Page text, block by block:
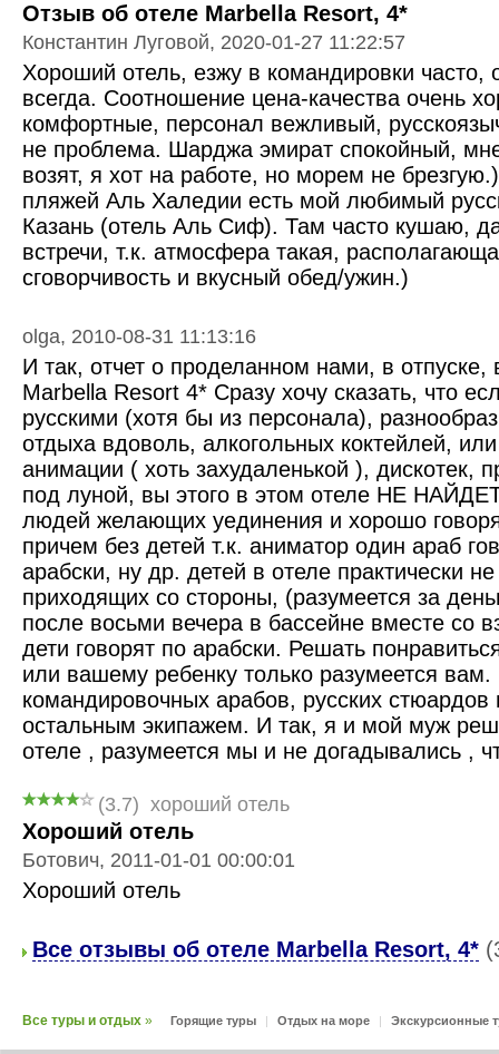
Отзыв об отеле Marbella Resort, 4*
Константин Луговой, 2020-01-27 11:22:57
Хороший отель, езжу в командировки часто,
всегда. Соотношение цена-качества очень
комфортные, персонал вежливый,
не проблема. Шарджа эмират спокойный,
возят, я хот на работе, но морем не
пляжей Аль Халедии есть мой любимый
Казань (отель Аль Сиф). Там часто кушаю,
встречи, т.к. атмосфера такая,
сговорчивость и вкусный обед/ужин.)
olga, 2010-08-31 11:13:16
И так, отчет о проделанном нами, в
Marbella Resort 4* Сразу хочу сказать, что
русскими (хотя бы из персонала),
отдыха вдоволь, алкогольных коктейлей,
анимации ( хоть захудаленькой ), дискотек,
под луной, вы этого в этом отеле НЕ
людей желающих уединения и хорошо
причем без детей т.к. аниматор один араб
арабски, ну др. детей в отеле практически
приходящих со стороны, (разумеется за
после восьми вечера в бассейне вместе со
дети говорят по арабски. Решать
или вашему ребенку только разумеется
командировочных арабов, русских
остальным экипажем. И так, я и мой муж
отеле , разумеется мы и не догадывались ,
(3.7) хороший отель
Хороший отель
Ботович, 2011-01-01 00:00:01
Хороший отель
Все отзывы об отеле Marbella Resort, 4*
Все туры и отдых » Горящие туры | Отдых на море | Экскурсионные